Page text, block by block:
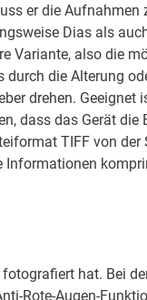
er die Aufnahmen
Dias als
Variante, also die
durch die Alterung
drehen. Geeignet
dass das Gerät die
TIFF von der
Informationen
hat. Bei
Rote-Augen-